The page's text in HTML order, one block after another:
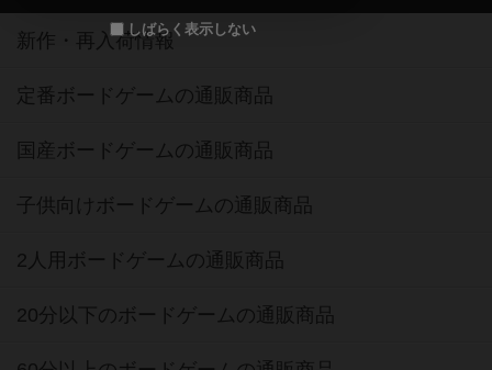
しばらく表示しない
新作・再入荷情報
定番ボードゲームの通販商品
国産ボードゲームの通販商品
子供向けボードゲームの通販商品
2人用ボードゲームの通販商品
20分以下のボードゲームの通販商品